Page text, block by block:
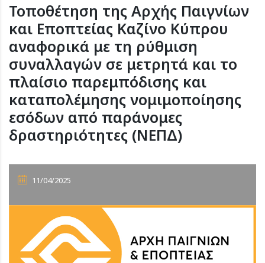
Τοποθέτηση της Αρχής Παιγνίων
και Εποπτείας Καζίνο Κύπρου
αναφορικά με τη ρύθμιση
συναλλαγών σε μετρητά και το
πλαίσιο παρεμπόδισης και
καταπολέμησης νομιμοποίησης
εσόδων από παράνομες
δραστηριότητες (ΝΕΠΔ)
11/04/2025